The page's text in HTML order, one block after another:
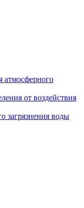
атмосферного
от воздействия
загрязнения воды